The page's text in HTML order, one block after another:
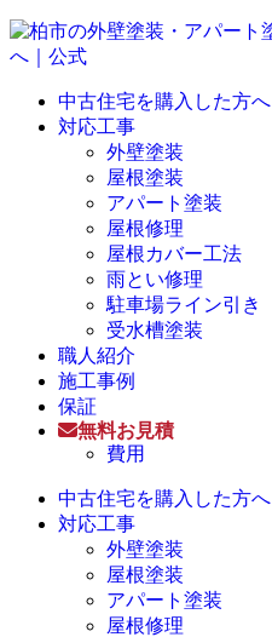
中古住宅を購入した方へ
対応工事
外壁塗装
屋根塗装
アパート塗装
屋根修理
屋根カバー工法
雨とい修理
駐車場ライン引き
受水槽塗装
職人紹介
施工事例
保証
無料お見積
費用
中古住宅を購入した方へ
対応工事
外壁塗装
屋根塗装
アパート塗装
屋根修理